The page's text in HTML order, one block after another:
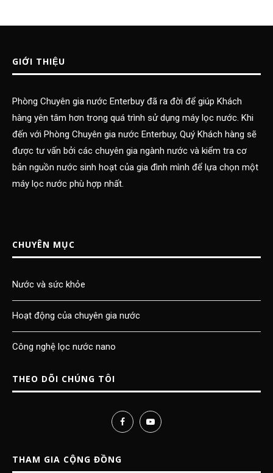
GIỚI THIỆU
Phòng Chuyên gia nước Enterbuy đã ra đời để giúp Khách
hàng yên tâm hơn trong quá trình sử dụng máy lọc nước. Khi
đến với Phòng Chuyên gia nước Enterbuy, Quý Khách hàng sẽ
được tư vấn bởi các chuyên gia ngành nước và kiểm tra cơ
bản nguồn nước sinh hoạt của gia đình mình để lựa chọn một
máy lọc nước phù hợp nhất.
CHUYÊN MỤC
Nước và sức khỏe
Hoạt động của chuyên gia nước
Công nghệ lọc nước nano
THEO DÕI CHÚNG TÔI
THAM GIA CỘNG ĐỒNG